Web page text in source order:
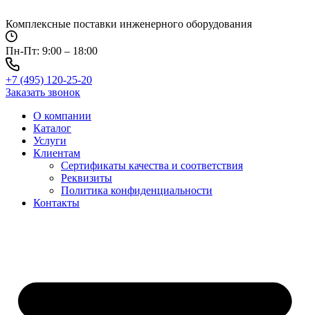
к
содержимому
Комплексные поставки инженерного оборудования
Пн-Пт: 9:00 – 18:00
+7 (495) 120-25-20
Заказать звонок
О компании
Каталог
Услуги
Клиентам
Сертификаты качества и соответствия
Реквизиты
Политика конфиден­циальности
Контакты